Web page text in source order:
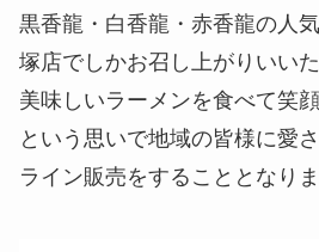
黒香龍・白香龍・赤香龍の人
塚店でしかお召し上がりいい
美味しいラーメンを食べて笑
という思いで地域の皆様に愛
ライン販売をすることとなりま